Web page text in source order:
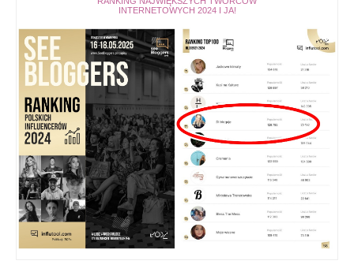
INTERNETOWYCH 2024 I JA!